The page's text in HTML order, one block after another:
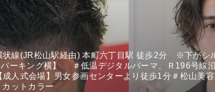
状線(JR松山駅経由) 本町六丁目駅 徒歩2分 ※下がシ
ーキング横】 ＃低温デジタルパーマ、Ｒ196号線
人式会場】男女参画センターより徒歩1分＃松山美容
カットカラー